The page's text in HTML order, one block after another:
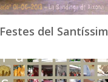
Festes del Santíssim